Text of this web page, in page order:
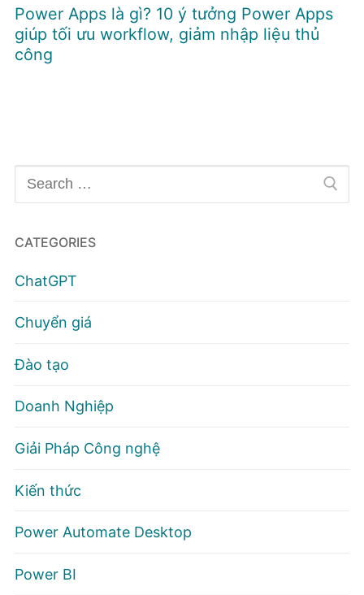
Power Apps là gì? 10 ý tưởng Power Apps
giúp tối ưu workflow, giảm nhập liệu thủ
công
Tìm
kiếm
CATEGORIES
ChatGPT
Chuyển giá
Đào tạo
Doanh Nghiệp
Giải Pháp Công nghệ
Kiến thức
Power Automate Desktop
Power BI